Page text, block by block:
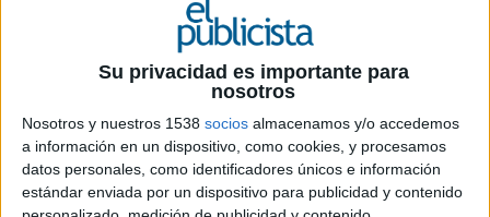
Su privacidad es importante para
nosotros
Nosotros y nuestros 1538 socios almacenamos y/o accedemos
a información en un dispositivo, como cookies, y procesamos
datos personales, como identificadores únicos e información
estándar enviada por un dispositivo para publicidad y contenido
21 DE MAYO DE 2024
Ficha técnica
Anunciante: Duin Sports Club
Sector: Fitness